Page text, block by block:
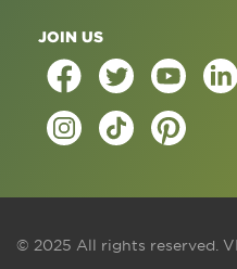
JOIN US
© 2025 All rights reserved.